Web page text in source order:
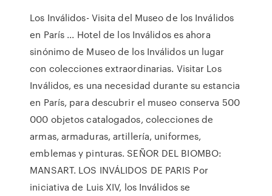
Los Inválidos- Visita del Museo de los Inválidos
en París ... Hotel de los Inválidos es ahora
sinónimo de Museo de los Inválidos un lugar
con colecciones extraordinarias. Visitar Los
Inválidos, es una necesidad durante su estancia
en París, para descubrir el museo conserva 500
000 objetos catalogados, colecciones de
armas, armaduras, artillería, uniformes,
emblemas y pinturas. SEÑOR DEL BIOMBO:
MANSART. LOS INVÁLIDOS DE PARIS Por
iniciativa de Luis XIV, los Inválidos se